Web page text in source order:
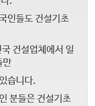
인들도 건설기초
건설업체에서 일
만
습니다.
분들은 건설기초